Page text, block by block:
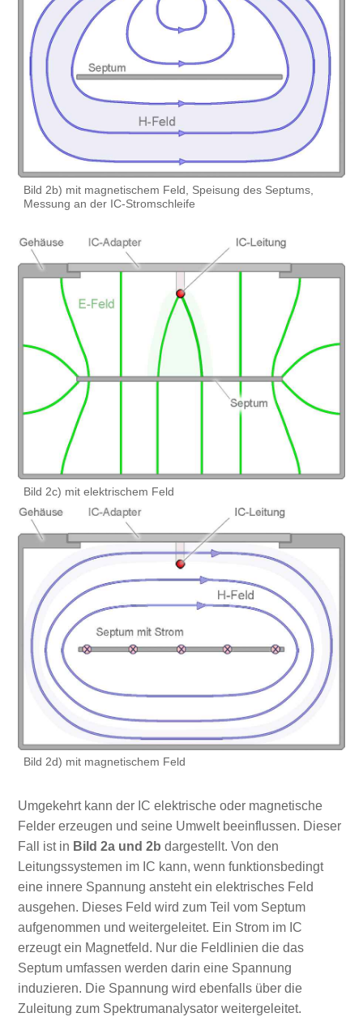
Bild 2b) mit magnetischem Feld, Speisung des Septums,
Messung an der IC-Stromschleife
Bild 2c) mit elektrischem Feld
Bild 2d) mit magnetischem Feld
Umgekehrt kann der IC elektrische oder magnetische
Felder erzeugen und seine Umwelt beeinflussen. Dieser
Fall ist in Bild 2a und 2b dargestellt. Von den
Leitungssystemen im IC kann, wenn funktionsbedingt
eine innere Spannung ansteht ein elektrisches Feld
ausgehen. Dieses Feld wird zum Teil vom Septum
aufgenommen und weitergeleitet. Ein Strom im IC
erzeugt ein Magnetfeld. Nur die Feldlinien die das
Septum umfassen werden darin eine Spannung
induzieren. Die Spannung wird ebenfalls über die
Zuleitung zum Spektrumanalysator weitergeleitet.